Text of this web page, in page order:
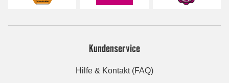
Kundenservice
Hilfe & Kontakt (FAQ)